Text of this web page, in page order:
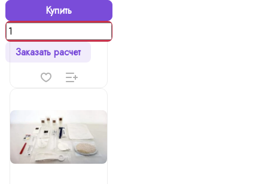
Купить
Заказать расчет